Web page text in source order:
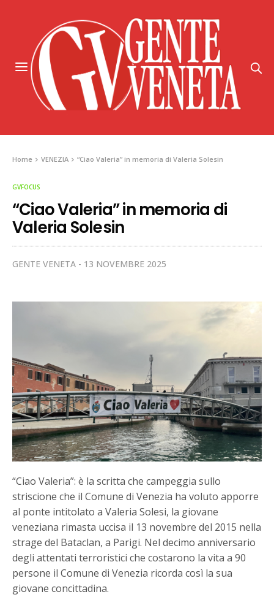
Home VENEZIA “Ciao Valeria” in memoria di Valeria Solesin
GVFOCUS
“Ciao Valeria” in memoria di
Valeria Solesin
GENTE VENETA 13 NOVEMBRE 2025
“Ciao Valeria”: è la scritta che campeggia sullo
striscione che il Comune di Venezia ha voluto apporre
al ponte intitolato a Valeria Solesi, la giovane
veneziana rimasta uccisa il 13 novembre del 2015 nella
strage del Bataclan, a Parigi. Nel decimo anniversario
degli attentati terroristici che costarono la vita a 90
persone il Comune di Venezia ricorda così la sua
giovane concittadina.